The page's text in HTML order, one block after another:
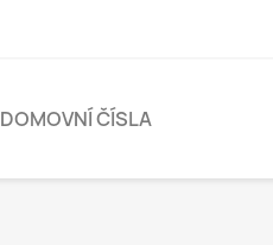
DOMOVNÍ ČÍSLA